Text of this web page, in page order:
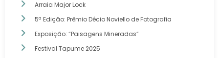
Arraia Major Lock
5ª Edição: Prêmio Décio Noviello de Fotografia
Exposição: “Paisagens Mineradas”
Festival Tapume 2025